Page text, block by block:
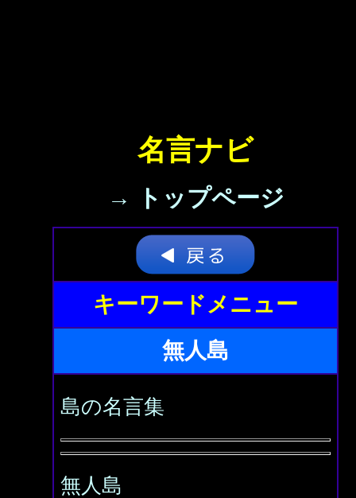
名言ナビ
→ トップページ
キーワードメニュー
無人島
島の名言集
無人島